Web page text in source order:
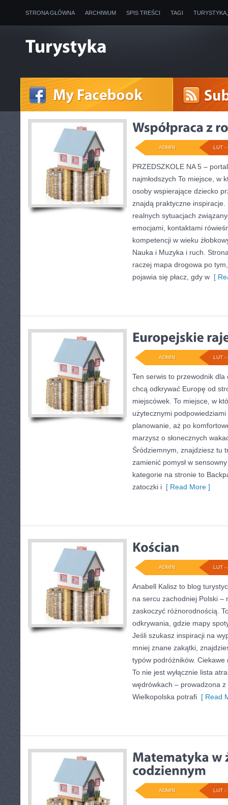
STRONA GŁÓWNA ARCHIWUM SPIS TREŚCI TAGI
LUT -
ADMIN
PRZEDSZKOLE NA 5 –
najmłodszych To miejsce, w
osoby wspierające dziecko
znajdą praktyczne
realnych sytuacjach
emocjami, kontaktami
kompetencji w wieku
Nauka i Muzyka i ruch.
raczej mapa drogowa po
pojawia się płacz, gdy w [
LUT -
ADMIN
Ten serwis to przewodnik
chcą odkrywać Europę od
miejscówek. To miejsce, w
użytecznymi
planowanie, aż po
marzysz o słonecznych
Śródziemnym, znajdziesz tu
zamienić pomysł w
kategorie na stronie to
zatoczki i [ Read More ]
LUT -
ADMIN
Anabell Kalisz to blog
na sercu zachodniej Polski –
zaskoczyć różnorodnością.
odkrywania, gdzie mapy
Jeśli szukasz inspiracji na
mniej znane zakątki,
typów podróżników.
To nie jest wyłącznie lista
wędrówkach – prowadzona
Wielkopolska potrafi [ Read
LUT -
ADMIN